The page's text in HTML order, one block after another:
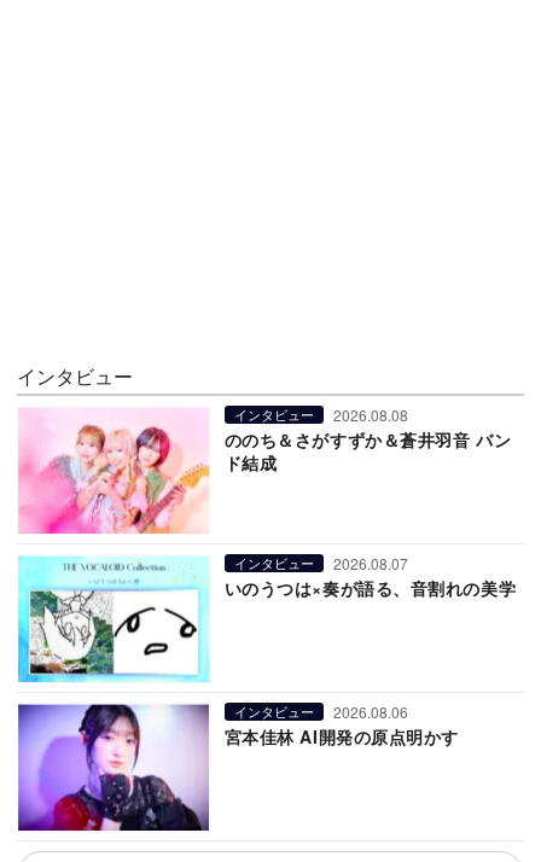
インタビュー
インタビュー 2026.08.08
ののち＆さがすずか＆蒼井羽音 バン
ド結成
インタビュー 2026.08.07
いのうつは×奏が語る、音割れの美学
インタビュー 2026.08.06
宮本佳林 AI開発の原点明かす